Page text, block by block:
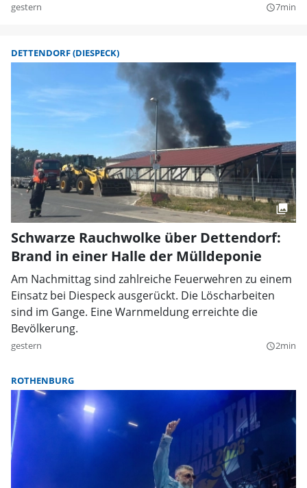
gestern query_builder7min
DETTENDORF (DIESPECK)
Schwarze Rauchwolke über Dettendorf:
Brand in einer Halle der Mülldeponie
Am Nachmittag sind zahlreiche Feuerwehren zu einem
Einsatz bei Diespeck ausgerückt. Die Löscharbeiten
sind im Gange. Eine Warnmeldung erreichte die
Bevölkerung.
gestern query_builder2min
ROTHENBURG